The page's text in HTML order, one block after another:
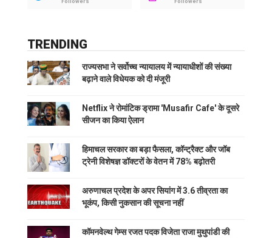
Followers
Followers
TRENDING
राज्यसभा ने सर्वोच्च न्यायालय में न्यायाधीशों की संख्या
बढ़ाने वाले विधेयक को दी मंजूरी
Netflix ने रोमांटिक ड्रामा 'Musafir Cafe' के दूसरे
सीजन का किया ऐलान
हिमाचल सरकार का बड़ा फैसला, कॉन्ट्रैक्ट और जॉब
ट्रेनी विशेषज्ञ डॉक्टरों के वेतन में 78% बढ़ोतरी
अरुणाचल प्रदेश के अपर सियांग में 3.6 तीव्रता का
भूकंप, किसी नुकसान की सूचना नहीं
कॉमनवेल्थ गेम्स रजत पदक विजेता राजा मुथुपांडी की